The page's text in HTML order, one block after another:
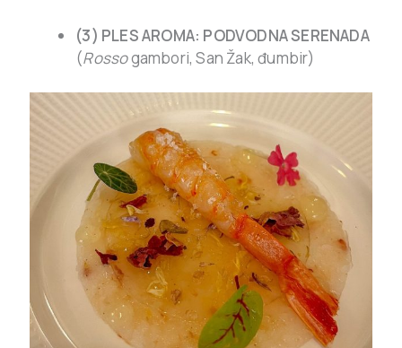
(3) PLES AROMA: PODVODNA SERENADA
(Rossogambori, San Žak, đumbir)